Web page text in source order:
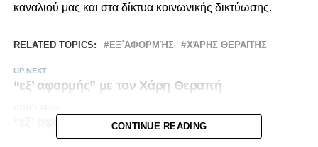
καναλιού μας και στα δίκτυα κοινωνικής δικτύωσης.
RELATED TOPICS: ΕΞ΄ΑΦΟΡΜΉΣ ΧΆΡΗΣ ΘΕΡΑΠΉΣ
UP NEXT
“εξ’ αφορμής” με τον Χάρη Θεραπή
“εξ’ αφορμής” με τον Χάρη Θεραπή | VOD
CONTINUE READING